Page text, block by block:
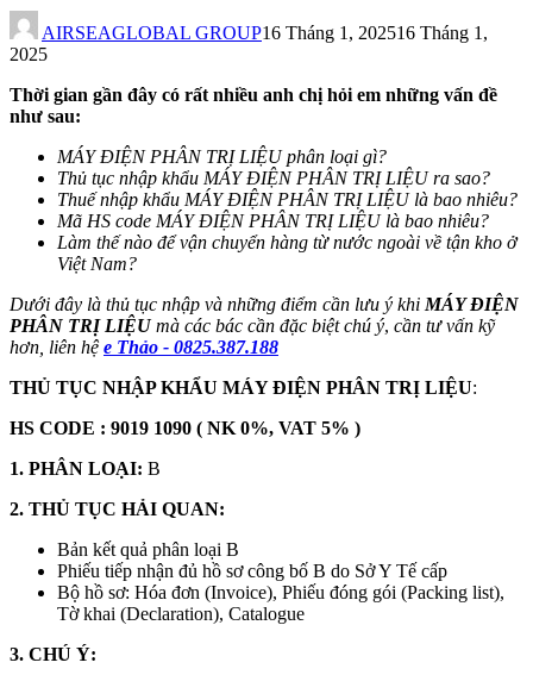
AIRSEAGLOBAL GROUP16 Tháng 1, 202516 Tháng 1,
2025
Thời gian gần đây có rất nhiều anh chị hỏi em những vấn đề
như sau:
MÁY ĐIỆN PHÂN TRỊ LIỆU phân loại gì?
Thủ tục nhập khẩu MÁY ĐIỆN PHÂN TRỊ LIỆUra sao?
Thuế nhập khẩu MÁY ĐIỆN PHÂN TRỊ LIỆUlà bao nhiêu?
Mã HS code MÁY ĐIỆN PHÂN TRỊ LIỆU là bao nhiêu?
Làm thế nào để vận chuyển hàng từ nước ngoài về tận kho ở
Việt Nam?
Dưới đây là thủ tục nhập và những điểm cần lưu ý khi MÁY ĐIỆN
PHÂN TRỊ LIỆUmà các bác cần đặc biệt chú ý, cần tư vấn kỹ
hơn, liên hệe Thảo - 0825.387.188
THỦ TỤC NHẬP KHẨU MÁY ĐIỆN PHÂN TRỊ LIỆU:
HS CODE : 9019 1090 ( NK 0%, VAT 5% )
1. PHÂN LOẠI: B
2. THỦ TỤC HẢI QUAN:
Bản kết quả phân loại B
Phiếu tiếp nhận đủ hồ sơ công bố B do Sở Y Tế cấp
Bộ hồ sơ: Hóa đơn (Invoice), Phiếu đóng gói (Packing list),
Tờ khai (Declaration), Catalogue
3. CHÚ Ý: